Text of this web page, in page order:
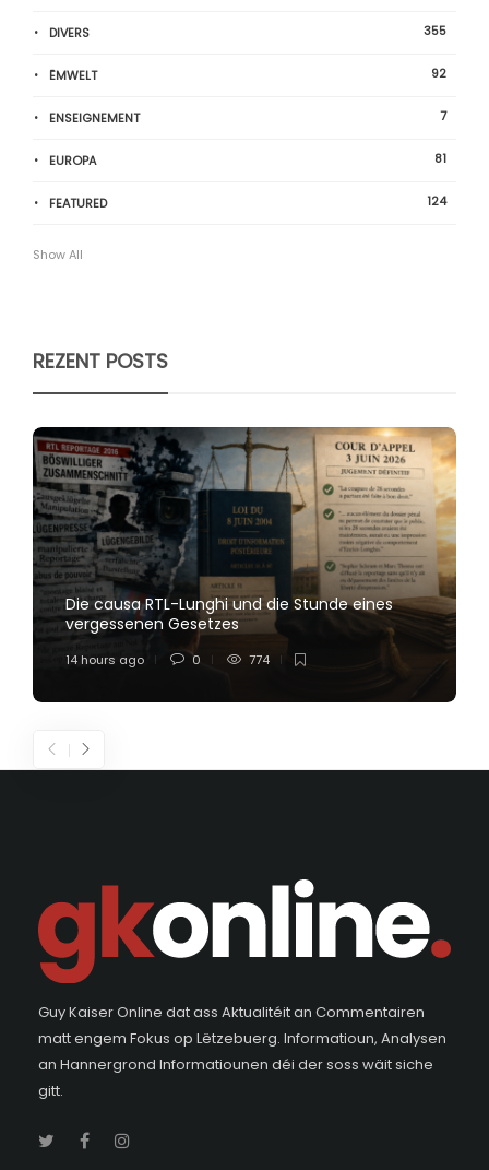
DIVERS 355
ËMWELT 92
ENSEIGNEMENT 7
EUROPA 81
FEATURED 124
Show All
REZENT POSTS
Die causa RTL-Lunghi und die Stunde eines
vergessenen Gesetzes
14 hours ago 0 774
Guy Kaiser Online dat ass Aktualitéit an Commentairen
matt engem Fokus op Lëtzebuerg. Informatioun, Analysen
an Hannergrond Informatiounen déi der soss wäit siche
gitt.